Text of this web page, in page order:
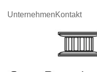
UnternehmenKontakt